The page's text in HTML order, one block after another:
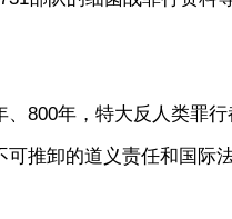
800年，特大反人类罪行
推卸的道义责任和国际